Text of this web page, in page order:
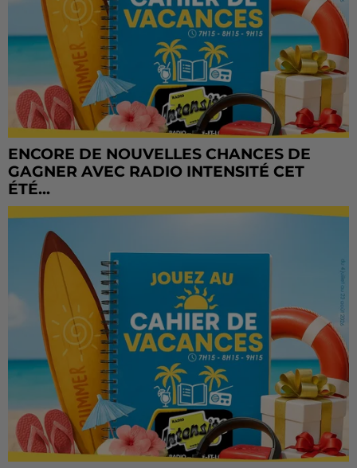
ENCORE DE NOUVELLES CHANCES DE
GAGNER AVEC RADIO INTENSITÉ CET
ÉTÉ...